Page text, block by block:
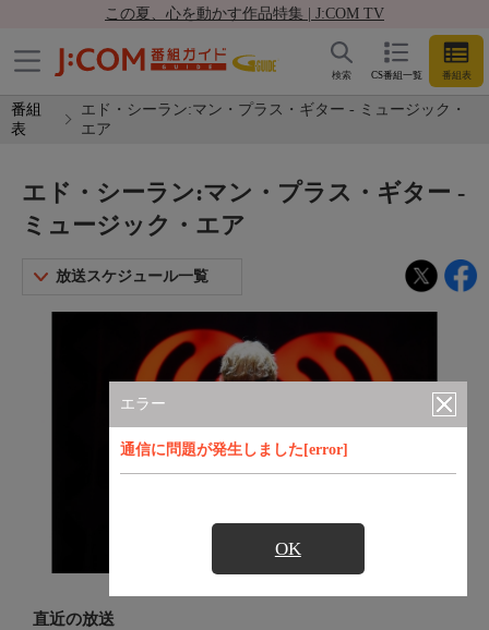
この夏、心を動かす作品特集 | J:COM TV
CS番組一覧 番組表
検索
番組
表
エド・シーラン:マン・プラス・ギター - ミュージック・
エア
エラー
通信に問題が発生しました[error]
OK
エド・シーラン:マン・プラス・ギター -
ミュージック・エア
放送スケジュール一覧
直近の放送